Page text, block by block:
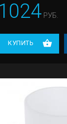
1024 РУБ.
КУПИТЬ